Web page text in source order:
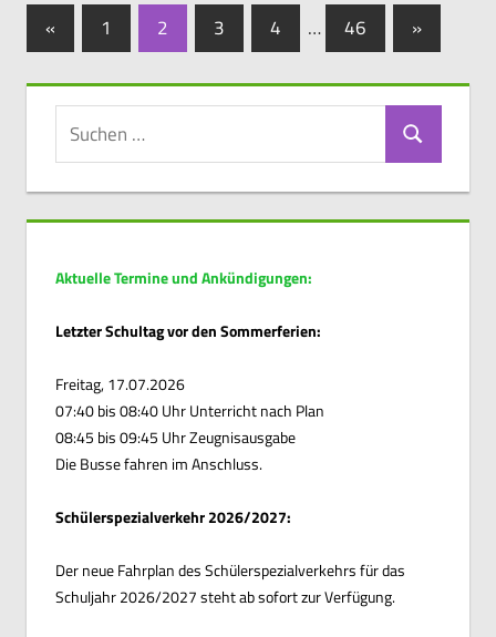
Seitennummerierung
der
Beiträge
« Vorherige
Beiträge
1 2 3 4 … 46
Nächste
Beiträge
»
Suchen
Suchen
Aktuelle Termine und Ankündigungen:
Letzter Schultag vor den Sommerferien:
Freitag, 17.07.2026
07:40 bis 08:40 Uhr Unterricht nach Plan
08:45 bis 09:45 Uhr Zeugnisausgabe
Die Busse fahren im Anschluss.
Schülerspezialverkehr 2026/2027:
Der neue Fahrplan des Schülerspezialverkehrs für das
Schuljahr 2026/2027 steht ab sofort zur Verfügung.